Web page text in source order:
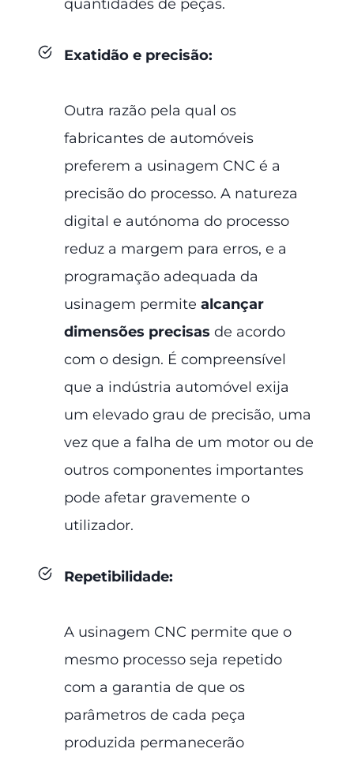
quantidades de peças.
Exatidão e precisão:
Outra razão pela qual os
fabricantes de automóveis
preferem a usinagem CNC é a
precisão do processo. A natureza
digital e autónoma do processo
reduz a margem para erros, e a
programação adequada da
usinagem permite alcançar
dimensões precisas de acordo
com o design. É compreensível
que a indústria automóvel exija
um elevado grau de precisão, uma
vez que a falha de um motor ou de
outros componentes importantes
pode afetar gravemente o
utilizador.
Repetibilidade:
A usinagem CNC permite que o
mesmo processo seja repetido
com a garantia de que os
parâmetros de cada peça
produzida permanecerão